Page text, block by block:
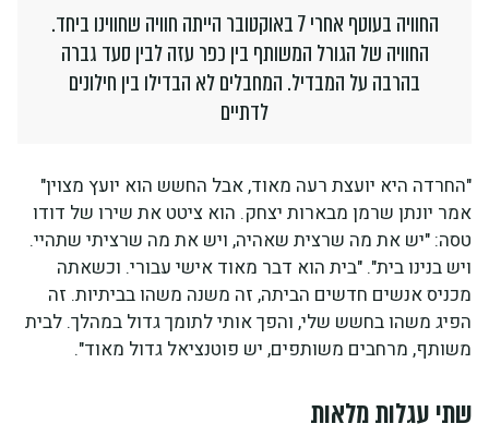
החוויה בעוטף אחרי 7 באוקטובר הייתה חוויה שחווינו ביחד.
החוויה של הגורל המשותף בין כפר עזה לבין סעד גברה
בהרבה על המבדיל. המחבלים לא הבדילו בין חילונים
לדתיים
"החרדה היא יועצת רעה מאוד, אבל החשש הוא יועץ מצוין"
אמר יונתן שרמן מבארות יצחק. הוא ציטט את שירו של דודו
טסה: "יש את מה שרצית שאהיה, ויש את מה שרציתי שתהיי.
ויש בנינו בית". "בית הוא דבר מאוד אישי עבורי. וכשאתה
מכניס אנשים חדשים הביתה, זה משנה משהו בביתיות. זה
הפיג משהו בחשש שלי, והפך אותי לתומך גדול במהלך. לבית
משותף, מרחבים משותפים, יש פוטנציאל גדול מאוד".
שתי עגלות מלאות